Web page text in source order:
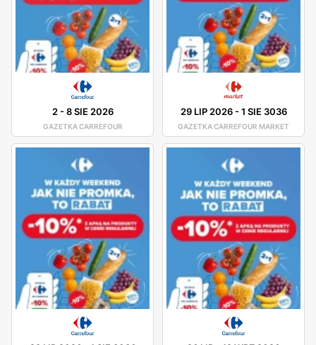
2-8 SIE 2026
GAZETKA CARREFOUR
29 LIP 2026-1 SIE 3036
GAZETKA CARREFOUR MARKET